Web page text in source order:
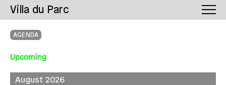
Villa du Parc
AGENDA
Upcoming
August 2026